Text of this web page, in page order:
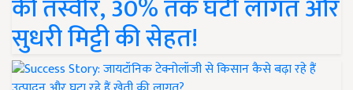
की तस्वीर, 30% तक घटी लागत और
सुधरी मिट्टी की सेहत!